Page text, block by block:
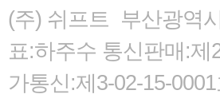
(주) 쉬프트 부산광역
표:하주수 통신판매:
가통신:제3-02-15-